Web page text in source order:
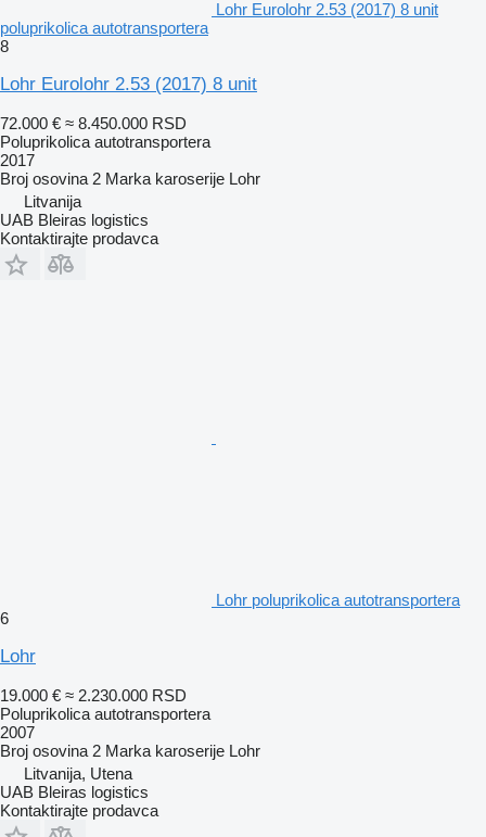
Lohr Eurolohr 2.53 (2017) 8 unit
poluprikolica autotransportera
8
Lohr Eurolohr 2.53 (2017) 8 unit
72.000 € ≈ 8.450.000 RSD
Poluprikolica autotransportera
2017
Broj osovina 2 Marka karoserije Lohr
Litvanija
UAB Bleiras logistics
Kontaktirajte prodavca
Lohr poluprikolica autotransportera
6
Lohr
19.000 € ≈ 2.230.000 RSD
Poluprikolica autotransportera
2007
Broj osovina 2 Marka karoserije Lohr
Litvanija, Utena
UAB Bleiras logistics
Kontaktirajte prodavca